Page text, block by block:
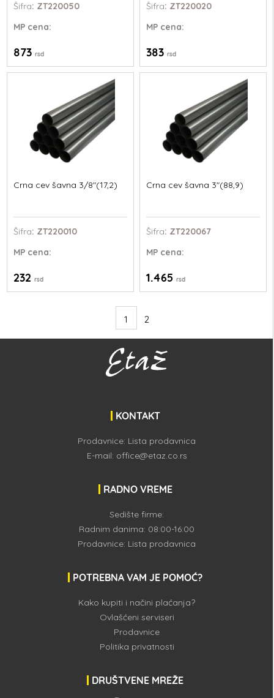
Šifra: ZT220050
MP cena:
873rsd
Šifra: ZT220020
MPcena:
383 rsd
Crna cev šavna 3/8"(17,2)
Šifra: ZT220010
MP cena:
232rsd
Crna cev šavna 3"(88,9)
Šifra: ZT220067
MPcena:
1.465 rsd
1 2
KONTAKT
Prodavnice: Lista prodavnica
E-mail: office@etaz.co.rs
RADNO VREME
Sedište firme:
Radnim danima: 08:00-16:00
Prodavnice: Lista prodavnica
POTREBNA VAM JE POMOĆ?
Kako kupiti i načini plaćanja?
Ovlašćeni serviseri
Prodavnice
Politika privatnosti
DRUŠTVENE MREŽE